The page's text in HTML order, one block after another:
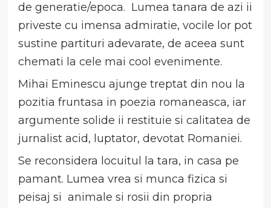
de generatie/epoca. Lumea tanara de azi ii
priveste cu imensa admiratie, vocile lor pot
sustine partituri adevarate, de aceea sunt
chemati la cele mai cool evenimente.
Mihai Eminescu ajunge treptat din nou la
pozitia fruntasa in poezia romaneasca, iar
argumente solide ii restituie si calitatea de
jurnalist acid, luptator, devotat Romaniei.
Se reconsidera locuitul la tara, in casa pe
pamant. Lumea vrea si munca fizica si
peisaj si animale si rosii din propria